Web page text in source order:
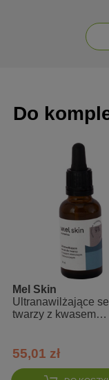
codziennie można
Martwego. W
szmaragdowych alg
produkt wegański
napina i rozjaśnia
usuwa toksyny z
Detoksykujący
to kosmetyk z
komponenty
sprawdzonym
Błoto z Morza
oczyszcza ciało,
opuncji skutecznie
czemu produkt
dojrzałej. Spirulina
najcenniejszych
naczynia
Morza Martwego
ponad taflą wody.
Do
Mel Skin
Ultranawilżające
twarzy z kwasem
55,01 zł